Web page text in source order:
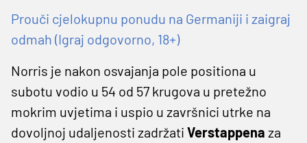
Prouči cjelokupnu ponudu na Germaniji i zaigraj
odmah (Igraj odgovorno, 18+)
Norris je nakon osvajanja pole positiona u
subotu vodio u 54 od 57 krugova u pretežno
mokrim uvjetima i uspio u završnici utrke na
dovoljnoj udaljenosti zadržati Verstappena za